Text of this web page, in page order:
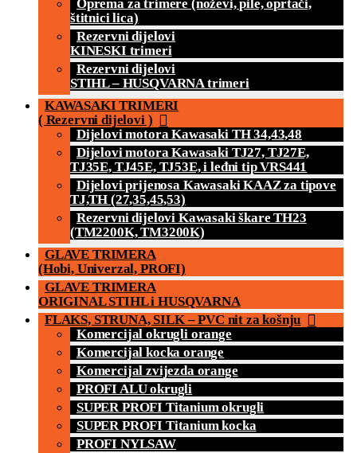
Oprema za trimere (noževi, pile, oprtači,
štitnici lica)
Rezervni dijelovi
KINESKI trimeri
Rezervni dijelovi
STIHL – HUSQVARNA trimeri
KAWASAKI TRIMERI
( Rezervni dijelovi )
Dijelovi motora Kawasaki TH 34,43,48
Dijelovi motora Kawasaki TJ27, TJ27E,
TJ35E, TJ45E, TJ53E, i leđni tip VRS441
Dijelovi prijenosa Kawasaki KAAZ za tipove
TJ,TH (27,35,45,53)
Rezervni dijelovi Kawasaki škare TH23
(TM2200K, TM3200K)
GLAVE TRIMERA
(Hobi, Univerzal, PROFI)
GLAVE TRIMERA
ORIGINAL STIHL i HUSQVARNA
FLAKS, STRUNA, SILK – PVC nit za košnju
Komercijal okrugli orange
Komercijal kocka orange
Komercijal zvijezda orange
PROFI ALU okrugli
SUPER PROFI Titanium okrugli
SUPER PROFI Titanium kocka
PROFI NYLSAW